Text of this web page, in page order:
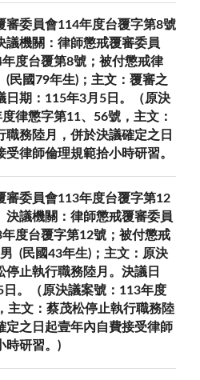
審委員會114年度台覆字第8號
議機關：律師懲戒覆審委員
度台覆第8號；被付懲戒律
民國79年生)；主文：覆審之
日期：115年3月5日。（原決
律懲字第11、56號，主文：
職務陸月，併於決議確定之日
受律師倫理規範拾小時研習。
審委員會113年度台覆字第12
決議機關：律師懲戒覆審委員
度台覆字第12號；被付懲戒
(民國43年生)；主文：原決
停止執行職務陸月。決議日
。（原決議案號：113年度
主文：蔡茂松停止執行職務陸
定之日起壹年內自費接受律師
時研習。)